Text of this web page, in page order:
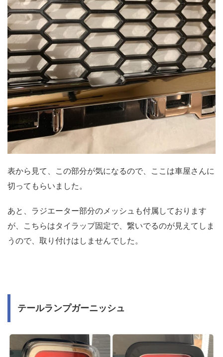
表から見て、この部分が気になるので、ここは車屋さんに
切ってもらいました。
あと、ラジエーター部分のメッシュも付属しております
が、こちらはタイラップ固定で、繋いでるのが見えてしま
うので、取り付けはしませんでした。
テールランプガーニッシュ